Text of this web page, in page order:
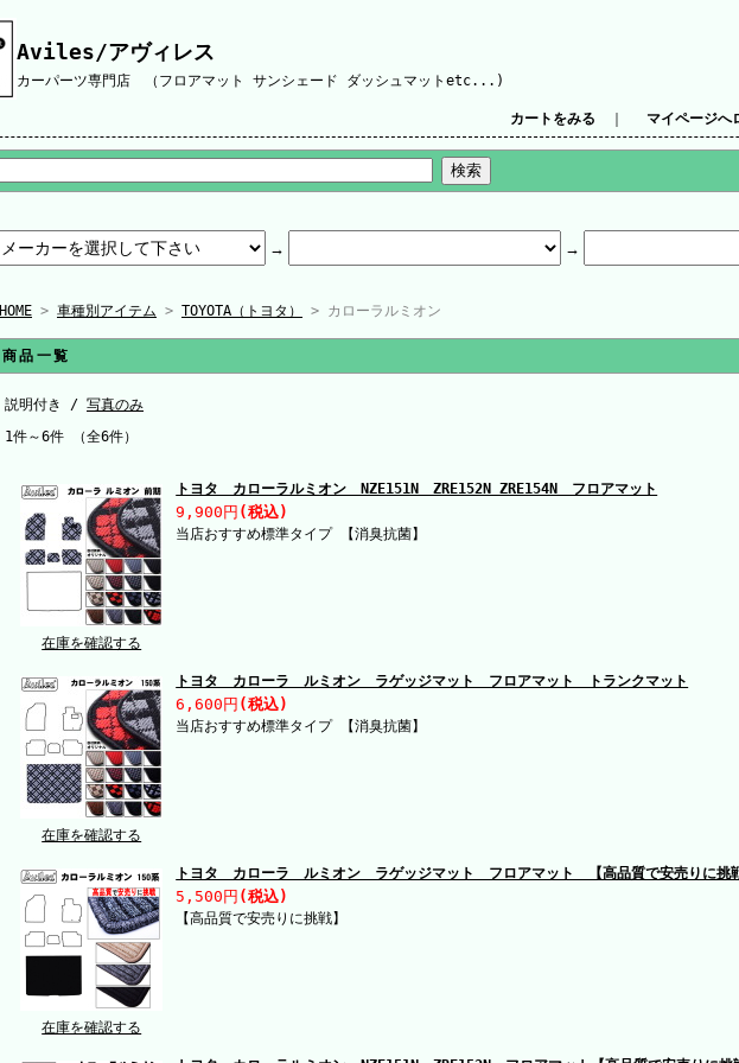
Aviles/アヴィレス
カーパーツ専門店 （フロアマット サンシェード ダッシュマットetc...)
カートをみる マイページへ
HOME > 車種別アイテム > TOYOTA（トヨタ） > カローラルミオン
商品一覧
説明付き / 写真のみ
1件～6件 （全6件）
在庫を確認する
トヨタ カローラルミオン NZE151N ZRE152N ZRE154N フロアマット
9,900円 (税込)
当店おすすめ標準タイプ 【消臭抗菌】
在庫を確認する
トヨタ カローラ ルミオン ラゲッジマット フロアマット トランクマット
6,600円 (税込)
当店おすすめ標準タイプ 【消臭抗菌】
在庫を確認する
トヨタ カローラ ルミオン ラゲッジマット フロアマット 【高品質で安売りに挑
5,500円 (税込)
【高品質で安売りに挑戦】